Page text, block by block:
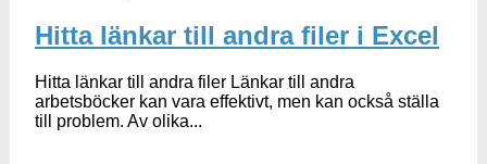
Hitta länkar till andra filer i Excel
Hitta länkar till andra filer Länkar till andra
arbetsböcker kan vara effektivt, men kan också ställa
till problem. Av olika...